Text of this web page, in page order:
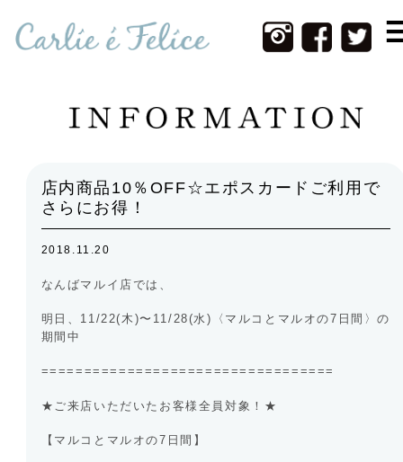
Home
New Item
Photos
About Us
店内商品10％OFF☆エポスカードご利用で
さらにお得！
2018.11.20
なんばマルイ店では、
明日、11/22(木)〜11/28(水)〈マルコとマルオの7日間〉の
期間中
==================================
★ご来店いただいたお客様全員対象！★
【マルコとマルオの7日間】